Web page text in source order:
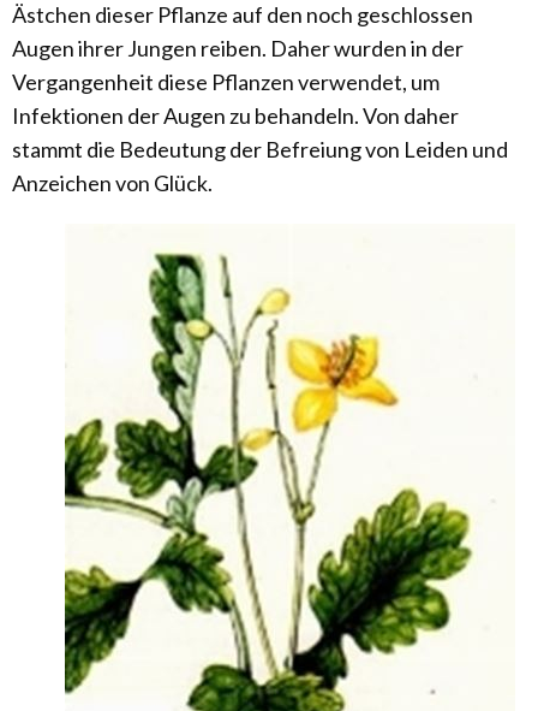
Ästchen dieser Pflanze auf den noch geschlossen
Augen ihrer Jungen reiben. Daher wurden in der
Vergangenheit diese Pflanzen verwendet, um
Infektionen der Augen zu behandeln. Von daher
stammt die Bedeutung der Befreiung von Leiden und
Anzeichen von Glück.